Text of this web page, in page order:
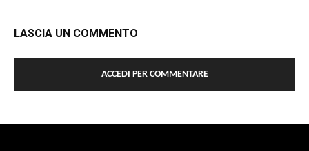
LASCIA UN COMMENTO
ACCEDI PER COMMENTARE